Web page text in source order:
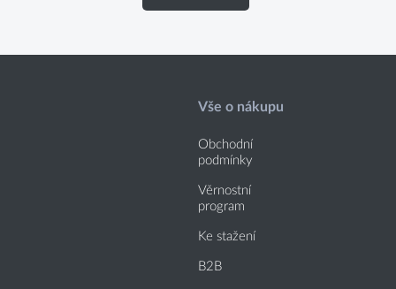
Vše o nákupu
Obchodní
podmínky
Věrnostní
program
Ke stažení
B2B